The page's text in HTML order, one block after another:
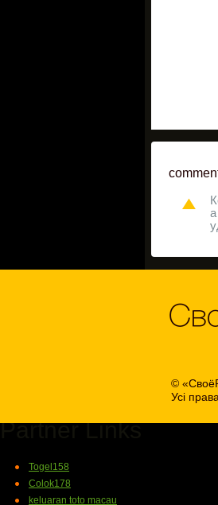
©
Усі
Partner Links
Togel158
Colok178
keluaran toto macau